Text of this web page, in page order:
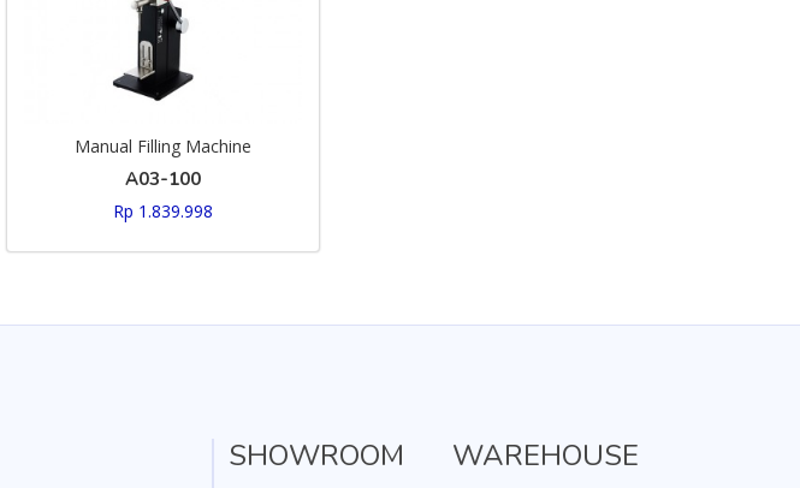
Manual Filling Machine
A03-100
Rp 1.839.998
SHOWROOM WAREHOUSE